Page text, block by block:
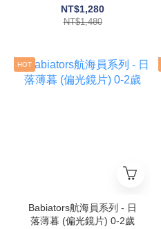
NT$1,280
NT$1,480
HOT
Babiators航海員系列 - ⽇
落薄暮 (偏光鏡片) 0-2歲